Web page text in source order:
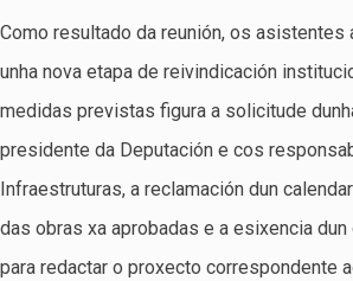
Como resultado da reunión, os asistentes
unha nova etapa de reivindicación
medidas previstas figura a solicitude
presidente da Deputación e cos
Infraestruturas, a reclamación dun
das obras xa aprobadas e a esixencia
para redactar o proxecto correspondente